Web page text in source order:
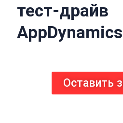
тест-драйв
AppDynamics
Оставить